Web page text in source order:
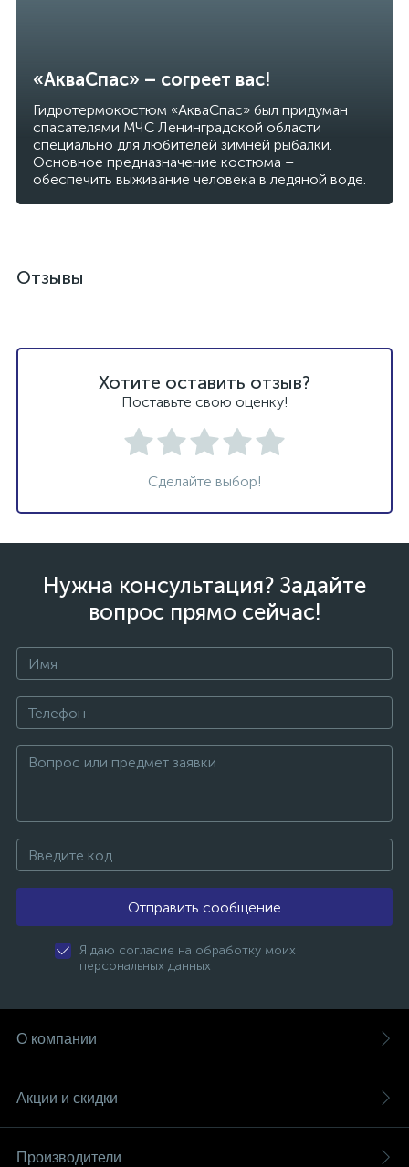
«АкваСпас» – согреет вас!
Гидротермокостюм «АкваСпас» был придуман
спасателями МЧС Ленинградской области
специально для любителей зимней рыбалки.
Основное предназначение костюма –
обеспечить выживание человека в ледяной воде.
Отзывы
Хотите оставить отзыв?
Поставьте свою оценку!
Сделайте выбор!
Нужна консультация? Задайте
вопрос прямо сейчас!
Отправить сообщение
Я даю согласие на обработку моих
персональных данных
О компании
Акции и скидки
Производители